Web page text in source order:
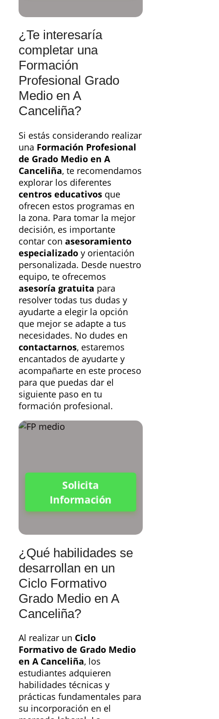
¿Te interesaría
completar una
Formación
Profesional Grado
Medio en A
Canceliña?
Si estás considerando realizar
una Formación Profesional
de Grado Medio en A
Canceliña, te recomendamos
explorar los diferentes
centros educativos que
ofrecen estos programas en
la zona. Para tomar la mejor
decisión, es importante
contar con asesoramiento
especializado y orientación
personalizada. Desde nuestro
equipo, te ofrecemos
asesoría gratuita para
resolver todas tus dudas y
ayudarte a elegir la opción
que mejor se adapte a tus
necesidades. No dudes en
contactarnos, estaremos
encantados de ayudarte y
acompañarte en este proceso
para que puedas dar el
siguiente paso en tu
formación profesional.
Solicita
Información
¿Qué habilidades se
desarrollan en un
Ciclo Formativo
Grado Medio en A
Canceliña?
Al realizar un Ciclo
Formativo de Grado Medio
en A Canceliña, los
estudiantes adquieren
habilidades técnicas y
prácticas fundamentales para
su incorporación en el